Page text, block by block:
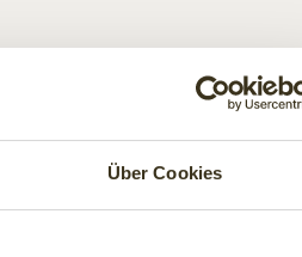
Über Cookies
neue Blogbeiträge, aktuelle
Hotel.
fotografisch "festzuhalten"
der freien Natur oder zuhause?
bei einem Gourmet-